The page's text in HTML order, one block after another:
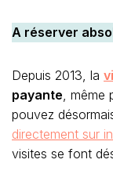
A réserver
Depuis 2013, la
payante, même
pouvez
directement sur
visites se font